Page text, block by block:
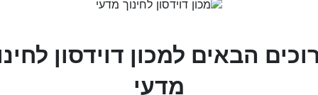
הבאים למכון דוידסון
מדעי